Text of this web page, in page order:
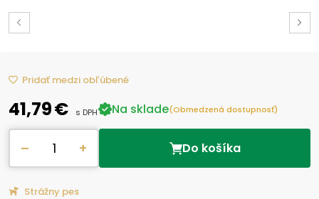
Pridať medzi obľúbené
41,79 € s DPH Na sklade(Obmedzená dostupnosť)
– + Do košíka
Strážny pes